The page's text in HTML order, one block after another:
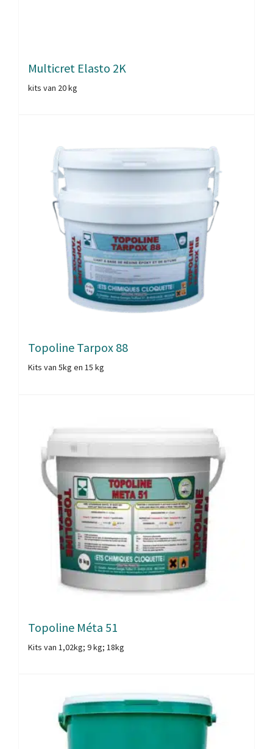
Multicret Elasto 2K
kits van 20 kg
Topoline Tarpox 88
Kits van 5kg en 15 kg
Topoline Méta 51
Kits van 1,02kg; 9 kg; 18kg